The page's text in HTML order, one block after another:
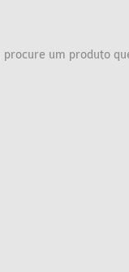
um produto